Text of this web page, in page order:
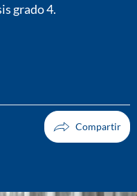
grado 4.